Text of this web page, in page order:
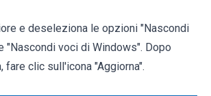
e deseleziona le opzioni "Nascondi
"Nascondi voci di Windows". Dopo
fare clic sull'icona "Aggiorna".